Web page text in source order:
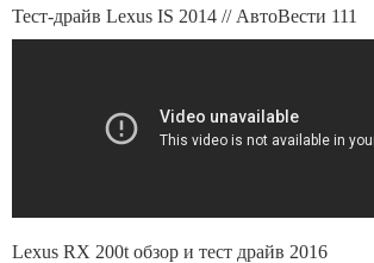
Тест-драйв Lexus IS 2014 // АвтоВести 111
Lexus RX 200t обзор и тест драйв 2016